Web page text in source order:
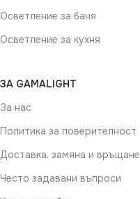
Осветление за баня
Осветление за кухня
ЗА GAMALIGHT
За нас
Политика за поверителност
Доставка, замяна и връщане
Често задавани въпроси